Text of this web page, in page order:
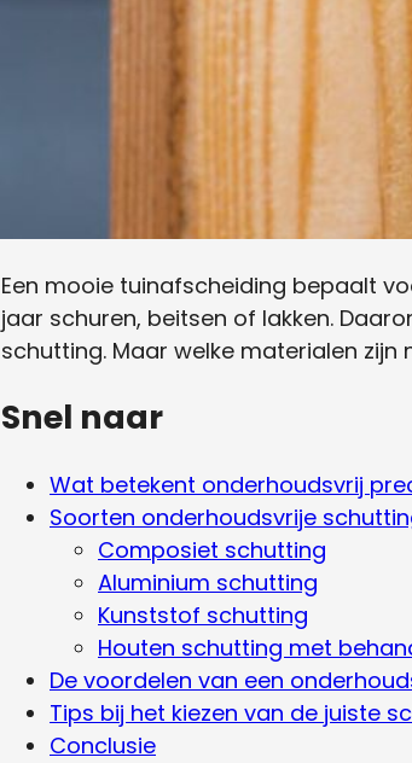
Een mooie tuinafscheiding bepaalt
jaar schuren, beitsen of lakken.
schutting. Maar welke materialen
Snel naar
Wat betekent onderhoudsvrij
Soorten onderhoudsvrije
Composiet schutting
Aluminium schutting
Kunststof schutting
Houten schutting met
De voordelen van een
Tips bij het kiezen van de juiste
Conclusie